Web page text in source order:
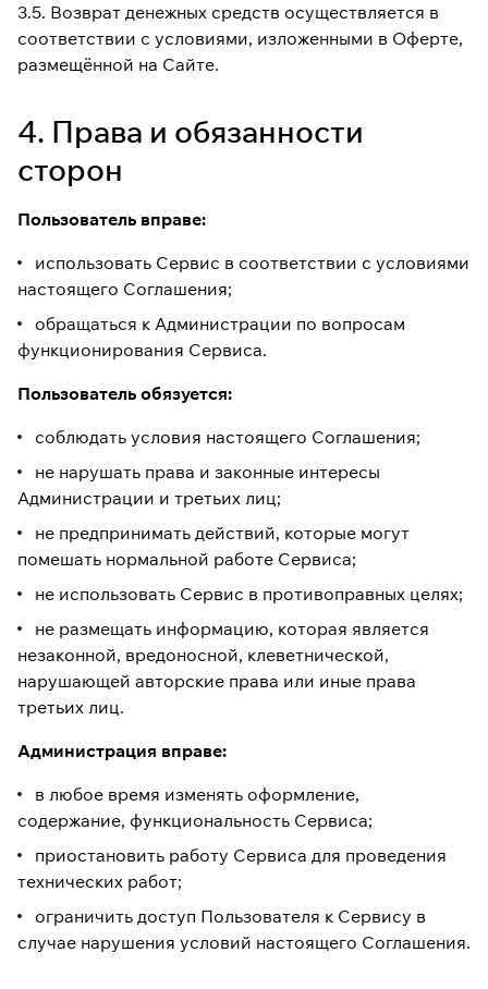
3.5. Возврат денежных средств осуществляется в
соответствии с условиями, изложенными в Оферте,
размещённой на Сайте.
4. Права и обязанности
сторон
Пользователь вправе:
использовать Сервис в соответствии с условиями
настоящего Соглашения;
обращаться к Администрации по вопросам
функционирования Сервиса.
Пользователь обязуется:
соблюдать условия настоящего Соглашения;
не нарушать права и законные интересы
Администрации и третьих лиц;
не предпринимать действий, которые могут
помешать нормальной работе Сервиса;
не использовать Сервис в противоправных целях;
не размещать информацию, которая является
незаконной, вредоносной, клеветнической,
нарушающей авторские права или иные права
третьих лиц.
Администрация вправе:
в любое время изменять оформление,
содержание, функциональность Сервиса;
приостановить работу Сервиса для проведения
технических работ;
ограничить доступ Пользователя к Сервису в
случае нарушения условий настоящего Соглашения.